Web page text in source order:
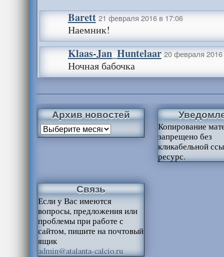
Barett 21 февраля 2016 в 17:06
Наемник!
Klaas-Jan_Huntelaar 20 февраля 2016
Ночная бабочка
Архив новостей
Копирование
запрещено без
кликабельной
ресурс.
Связь
Если у Вас имеются
вопросы, предложения или
проблемы при работе с
сайтом, пишите на почтовый
ящик
admin@atalanta-calcio.ru